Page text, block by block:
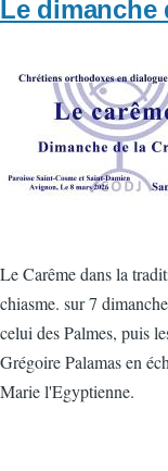
Le dimanche
Vignette
Le Carême dans la
chiasme. sur 7
celui des Palmes, puis
Grégoire Palamas en
Marie l'Egyptienne.